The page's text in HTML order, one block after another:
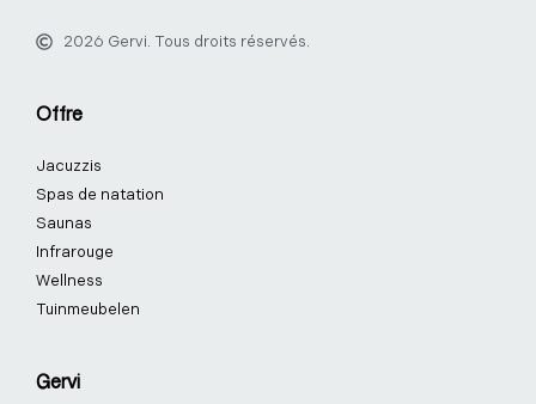
e
o
o
-
f
k
-
i
t
t
t
t
2026 Gervi. Tous droits réservés.
Offre
Jacuzzis
Spas de natation
Saunas
Infrarouge
Wellness
Tuinmeubelen
Gervi